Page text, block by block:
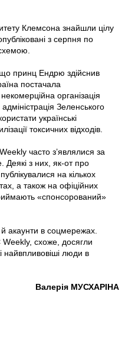
Клемсона знайшли цілу
з серпня по
принц Ендрю здійснив
постачала
організація
Зеленського
українські
токсичних відходів.
часто з’являлися за
Деякі з них, як-от про
на кількох
а також на офіційних
«спонсорований»
й акаунти в соцмережах.
схоже, досягли
найвпливовіші люди в
Валерія МУСХАРІНА